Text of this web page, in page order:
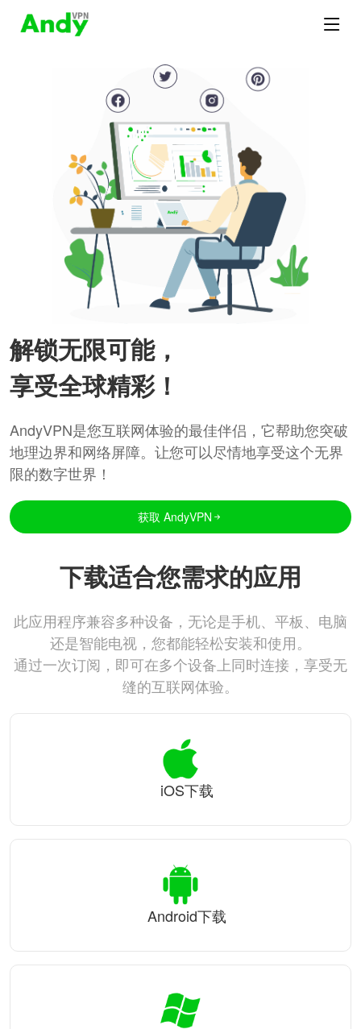
解锁无限可能，
享受全球精彩！
AndyVPN是您互联网体验的最佳伴侣，它帮助您突破
地理边界和网络屏障。让您可以尽情地享受这个无界
限的数字世界！
获取 AndyVPN
下载适合您需求的应用
此应用程序兼容多种设备，无论是手机、平板、电脑
还是智能电视，您都能轻松安装和使用。
通过一次订阅，即可在多个设备上同时连接，享受无
缝的互联网体验。
iOS下载
Android下载